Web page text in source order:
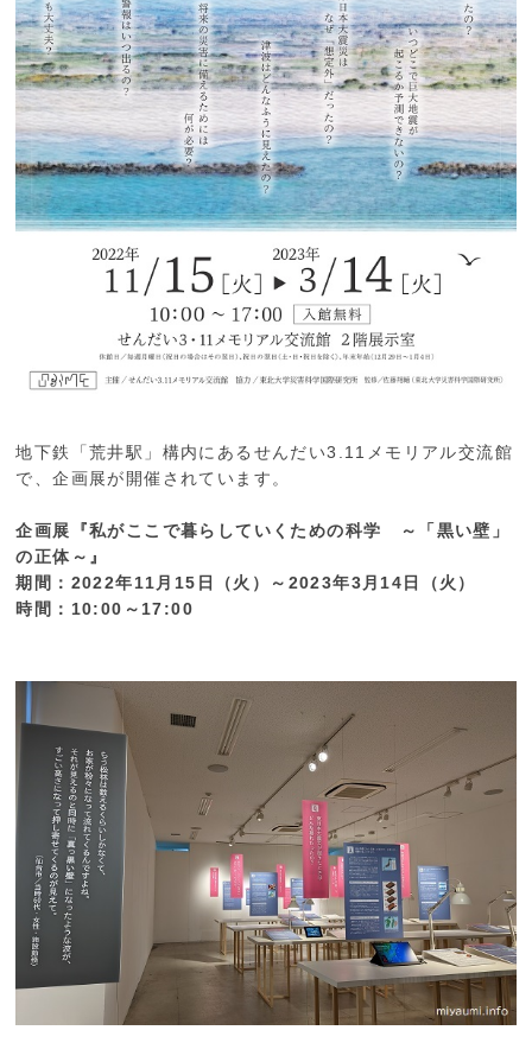
地下鉄「荒井駅」構内にあるせんだい3.11メモリアル交流館
で、企画展が開催されています。
企画展『私がここで暮らしていくための科学 ～「黒い壁」
の正体～』
期間：2022年11月15日（火）～2023年3月14日（火）
時間：10:00～17:00